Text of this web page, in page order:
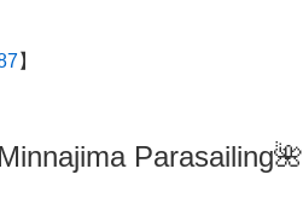
】
Parasailing🌺